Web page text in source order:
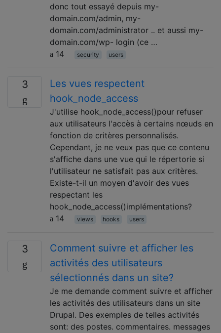
donc tout essayé depuis my-
domain.com/admin, my-
domain.com/administrator .. et aussi my-
domain.com/wp- login (ce …
14
security users
3
Les vues respectent
hook_node_access
J'utilise hook_node_access()pour refuser
aux utilisateurs l'accès à certains nœuds en
fonction de critères personnalisés.
Cependant, je ne veux pas que ce contenu
s'affiche dans une vue qui le répertorie si
l'utilisateur ne satisfait pas aux critères.
Existe-t-il un moyen d'avoir des vues
respectant les
hook_node_access()implémentations?
14
views hooks users
3
Comment suivre et afficher les
activités des utilisateurs
sélectionnés dans un site?
Je me demande comment suivre et afficher
les activités des utilisateurs dans un site
Drupal. Des exemples de telles activités
sont: des postes. commentaires. messages